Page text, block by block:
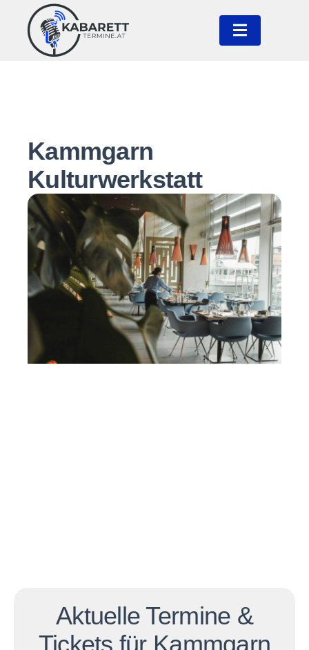
Kammgarn
Kulturwerkstatt
Aktuelle Termine &